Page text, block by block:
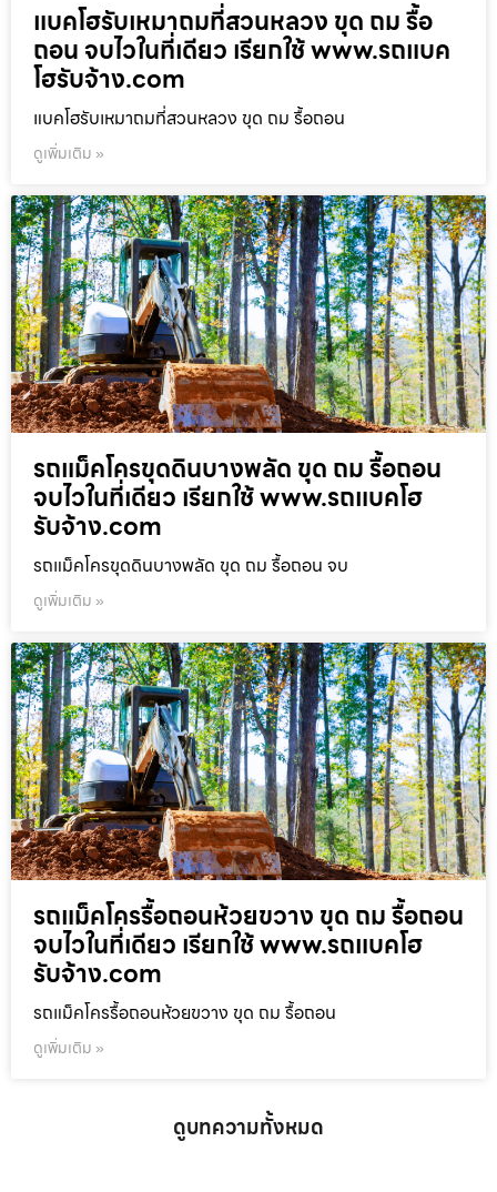
แบคโฮรับเหมาถมที่สวนหลวง ขุด ถม รื้อ
ถอน จบไวในที่เดียว เรียกใช้ www.รถแบค
โฮรับจ้าง.com
แบคโฮรับเหมาถมที่สวนหลวง ขุด ถม รื้อถอน
ดูเพิ่มเติม »
รถแม็คโครขุดดินบางพลัด ขุด ถม รื้อถอน
จบไวในที่เดียว เรียกใช้ www.รถแบคโฮ
รับจ้าง.com
รถแม็คโครขุดดินบางพลัด ขุด ถม รื้อถอน จบ
ดูเพิ่มเติม »
รถแม็คโครรื้อถอนห้วยขวาง ขุด ถม รื้อถอน
จบไวในที่เดียว เรียกใช้ www.รถแบคโฮ
รับจ้าง.com
รถแม็คโครรื้อถอนห้วยขวาง ขุด ถม รื้อถอน
ดูเพิ่มเติม »
ดูบทความทั้งหมด